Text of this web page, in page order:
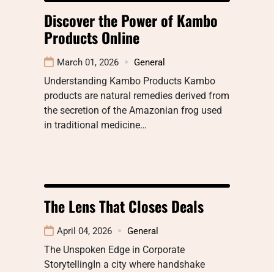
Discover the Power of Kambo
Products Online
March 01, 2026 General
Understanding Kambo Products Kambo
products are natural remedies derived from
the secretion of the Amazonian frog used
in traditional medicine…
The Lens That Closes Deals
April 04, 2026 General
The Unspoken Edge in Corporate
StorytellingIn a city where handshake